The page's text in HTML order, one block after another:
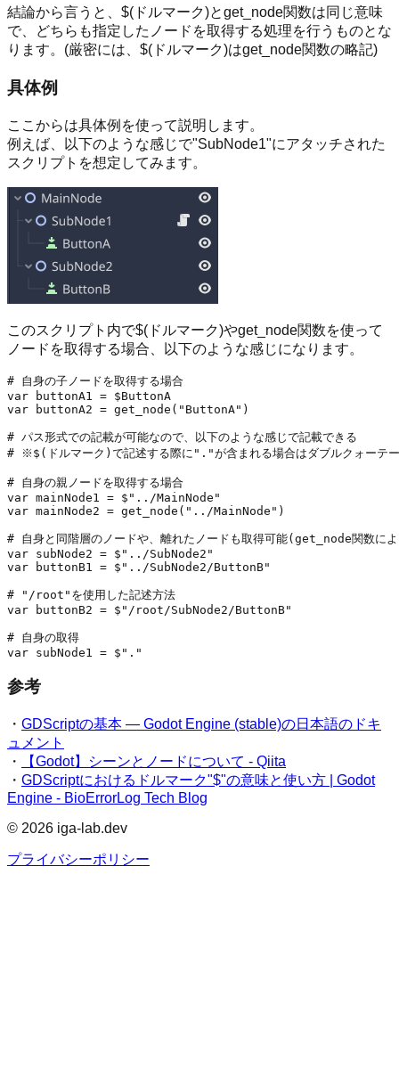
結論から言うと、$(ドルマーク)とget_node関数は同じ意味
で、どちらも指定したノードを取得する処理を行うものとな
ります。(厳密には、$(ドルマーク)はget_node関数の略記)
具体例
ここからは具体例を使って説明します。
例えば、以下のような感じで"SubNode1"にアタッチされた
スクリプトを想定してみます。
このスクリプト内で$(ドルマーク)やget_node関数を使って
ノードを取得する場合、以下のような感じになります。
# 自身の子ノードを取得する場合
var buttonA1 = $ButtonA
var buttonA2 = get_node("ButtonA")
# パス形式での記載が可能なので、以下のような感じで記載できる
# ※$(ドルマーク)で記述する際に"."が含まれる場合はダブルクォーテ
# 自身の親ノードを取得する場合
var mainNode1 = $"../MainNode"
var mainNode2 = get_node("../MainNode")
# 自身と同階層のノードや、離れたノードも取得可能(get_node関数に
var subNode2 = $"../SubNode2"
var buttonB1 = $"../SubNode2/ButtonB"
# "/root"を使用した記述方法
var buttonB2 = $"/root/SubNode2/ButtonB"
# 自身の取得
参考
・ GDScriptの基本 — Godot Engine (stable)の日本語のドキ
ュメント
・
【Godot】シーンとノードについて - Qiita
・ GDScriptにおけるドルマーク"$"の意味と使い方 | Godot
Engine - BioErrorLog Tech Blog
© 2026 iga-lab.dev
プライバシーポリシー